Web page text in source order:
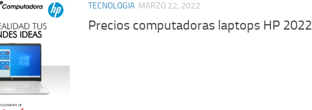
TECNOLOGIA MARZO 22, 2022
Precios computadoras laptops HP 2022